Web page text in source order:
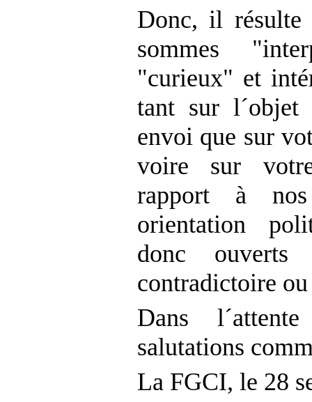
Donc, il résulte
sommes
"curieux" et
tant sur
envoi que sur
voire sur
rapport à
orientation
donc ouverts
contradictoire
Dans
salutations
La FGCI, le 28